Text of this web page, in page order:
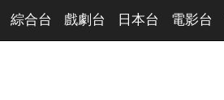
綜合台 戲劇台 日本台 電影台